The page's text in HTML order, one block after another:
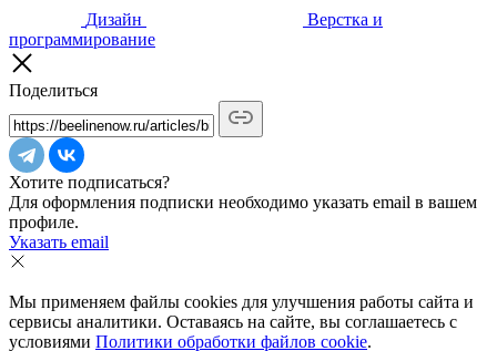
Дизайн
Верстка и
программирование
Поделиться
Хотите подписаться?
Для оформления подписки необходимо указать email в вашем
профиле.
Указать email
Мы применяем файлы cookies для улучшения работы сайта и
сервисы аналитики. Оставаясь на сайте, вы соглашаетесь с
условиями Политики обработки файлов cookie.